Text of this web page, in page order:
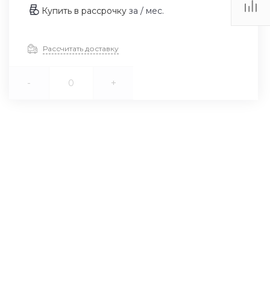
Купить в рассрочку за / мес.
Рассчитать доставку
- +